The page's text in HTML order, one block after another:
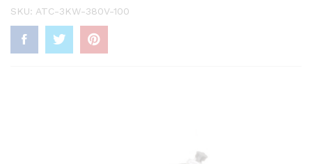
SKU: ATC-3KW-380V-100